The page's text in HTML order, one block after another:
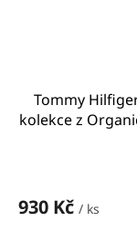
Tommy
kolekce z
930 Kč / ks